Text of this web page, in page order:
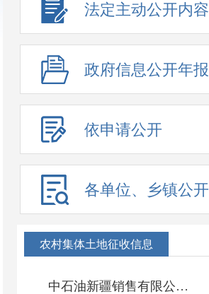
法定主动公开内容
政府信息公开年报
依申请公开
各单位、乡镇公开
农村集体土地征收信息
中石油新疆销售有限公司巴州分公司库尔勒梨城东互通北综合能源站建设项目社会稳定风险评估报告